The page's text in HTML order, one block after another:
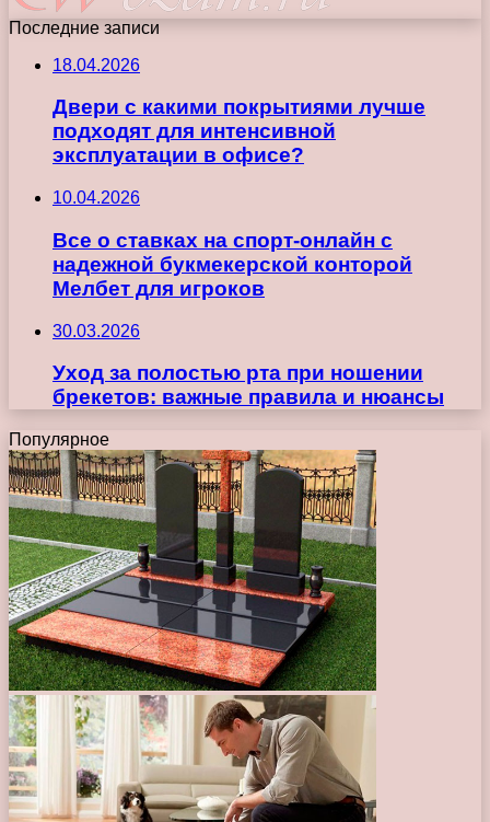
Последние записи
18.04.2026
Двери с какими покрытиями лучше
подходят для интенсивной
эксплуатации в офисе?
10.04.2026
Все о ставках на спорт-онлайн с
надежной букмекерской конторой
Мелбет для игроков
30.03.2026
Уход за полостью рта при ношении
брекетов: важные правила и нюансы
Популярное